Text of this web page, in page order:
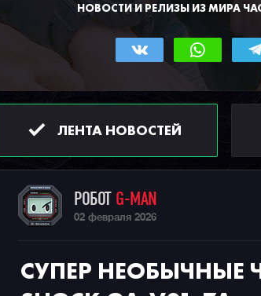
НОВОСТИ И РЕЛИЗЫ ИЗ МИРА
ЛЕНТА НОВОСТЕЙ
РОБОТ G-MAN
02 февраля 2026
СУПЕР НЕОБЫЧНЫЕ